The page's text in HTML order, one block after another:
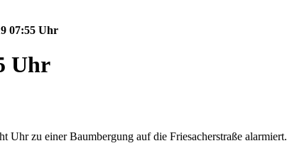
07:55 Uhr
Uhr
zu einer Baumbergung auf die Friesacherstraße alarmiert.